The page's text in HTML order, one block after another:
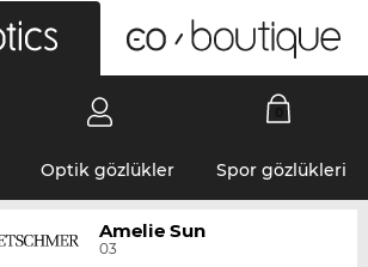
Optik gözlükler Spor gözlükleri
Amelie Sun
03